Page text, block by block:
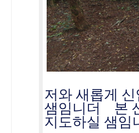
저와 새롭게
샘임니더 본
지도하실 샘임